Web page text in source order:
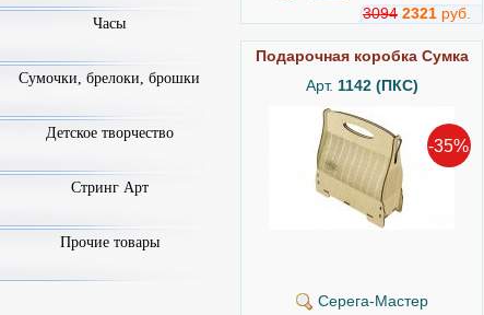
3094 2321 руб.
Подарочная коробка Сумка
Арт. 1142 (ПКС)
-35%
Серега-Мастер
Часы
Сумочки, брелоки, брошки
Детское творчество
Стринг Арт
Прочие товары